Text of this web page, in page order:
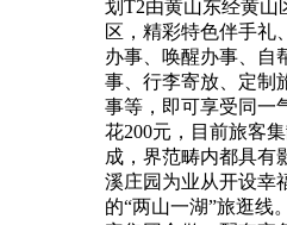
划T2由黄山东经黄山
区，精彩特色伴手礼
办事、唤醒办事、自
事、行李寄放、定制
事等，即可享受同一
花200元，目前旅客
成，界范畴内都具有
溪庄园为业从开设幸
的“两山一湖”旅逛线